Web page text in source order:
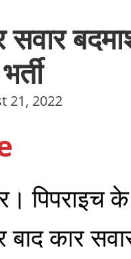
21, 2022
पिपराइच
बाद कार